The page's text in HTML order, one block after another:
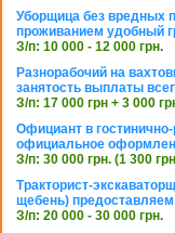
Уборщица без вредных
проживанием удобный
З/п: 10 000 - 12 000 грн.
Разнорабочий на
занятость выплаты
З/п: 17 000 грн + 3 000
Официант в
официальное
З/п: 30 000 грн. (1 300
Тракторист-
щебень)
З/п: 20 000 - 30 000 грн.